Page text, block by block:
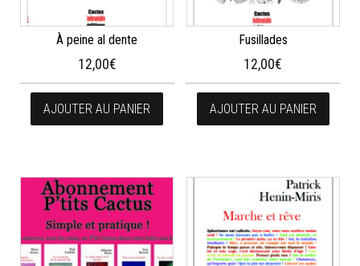
À peine al dente
12,00€
AJOUTER AU PANIER
Fusillades
12,00€
AJOUTER AU PANIER